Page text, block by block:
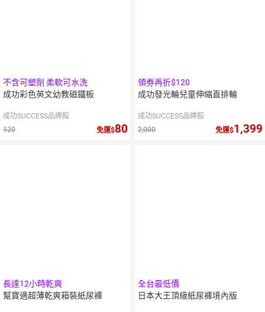
不含可塑劑 柔軟可水洗
成功彩色英文幼教磁鐵板
成功SUCCESS品牌館
120
免運 80
領券再折$120
成功發光輪兒童伸縮直排輪
成功SUCCESS品牌館
2,000
免運 1,399
長達12小時乾爽
幫寶適超薄乾爽箱裝紙尿褲
全台最低價
日本大王頂級紙尿褲境內版